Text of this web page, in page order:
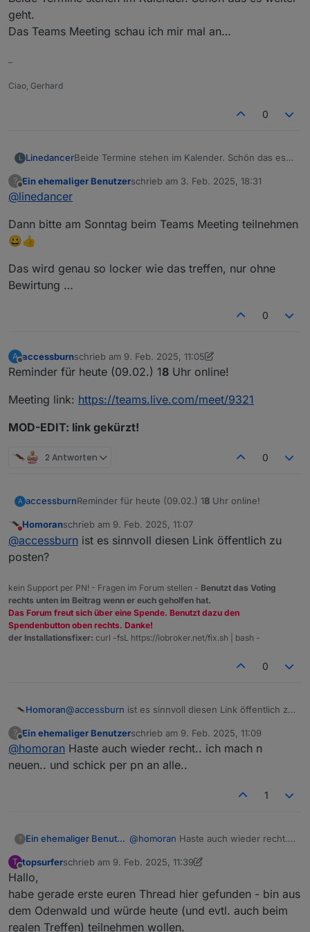
geht.
Das Teams Meeting schau ich mir mal an…
–
Ciao, Gerhard
0
L LinedancerBeide Termine stehen im Kalender. Schön das es
Das Teams Meeting schau ich mir mal an…
?
Offline
Ein ehemaliger Benutzerschrieb am 3. Feb. 2025, 18:31
zuletzt editiert von
@linedancer
Dann bitte am Sonntag beim Teams Meeting teilnehmen
😀👍
Das wird genau so locker wie das treffen, nur ohne
Bewirtung …
0
A
Offline
accessburnschrieb am 9. Feb. 2025, 11:05
zuletzt editiert von accessburn2. Sept. 2025, 12:46
Reminder für heute (09.02.) 18 Uhr online!
Meeting link: https://teams.live.com/meet/9321
MOD-EDIT: link gekürzt!
2 Antworten 0
A accessburnReminder für heute (09.02.) 18 Uhr online!
Meeting link:https://teams.live.com/meet/9321
Nicht stören
Homoranschrieb am 9. Feb. 2025, 11:07
zuletzt editiert von
@accessburn ist es sinnvoll diesen Link öffentlich zu
posten?
kein Support per PN! - Fragen im Forum stellen - Benutzt das Voting
rechts unten im Beitrag wenn er euch geholfen hat.
Das Forum freut sich über eine Spende. Benutzt dazu den
Spendenbutton oben rechts. Danke!
der Installationsfixer: curl -fsL https://iobroker.net/fix.sh | bash -
0
Homoran@accessburn ist es sinnvoll diesen Link öffentlich zu
?
Offline
Ein ehemaliger Benutzerschrieb am 9. Feb. 2025, 11:09
zuletzt editiert von
@homoran Haste auch wieder recht.. ich mach n
neuen.. und schick per pn an alle..
1
? Ein ehemaliger Benutzer @homoran Haste auch wieder recht..
an alle..
T
Offline
topsurferschrieb am 9. Feb. 2025, 11:39
zuletzt editiert von topsurfer2. Sept. 2025, 12:39
Hallo,
habe gerade erste euren Thread hier gefunden - bin aus
dem Odenwald und würde heute (und evtl. auch beim
realen Treffen) teilnehmen wollen.